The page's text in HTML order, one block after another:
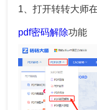
1、打开转转大师
pdf密码解除功能